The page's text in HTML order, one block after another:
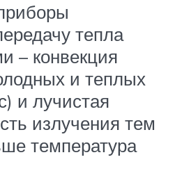
тепла
– конвекция
и теплых
и лучистая
излучения тем
температура